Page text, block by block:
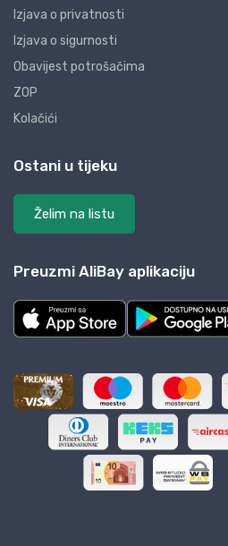
Izjava o privatnosti
Izjava o sigurnosti
Obavijest potrošačima
ZOP
Kolačići
Ostani u tijeku
Želim na listu
Preuzmi AliBay aplikaciju